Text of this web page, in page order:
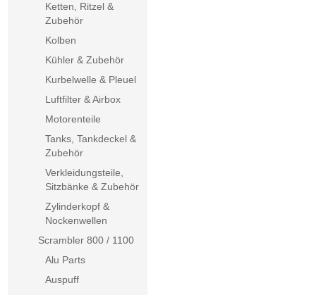
Ketten, Ritzel &
Zubehör
Kolben
Kühler & Zubehör
Kurbelwelle & Pleuel
Luftfilter & Airbox
Motorenteile
Tanks, Tankdeckel &
Zubehör
Verkleidungsteile,
Sitzbänke & Zubehör
Zylinderkopf &
Nockenwellen
Scrambler 800 / 1100
Alu Parts
Auspuff